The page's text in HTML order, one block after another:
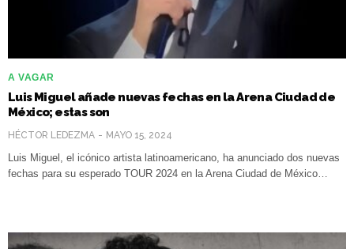
A VAGAR
Luis Miguel añade nuevas fechas en la Arena Ciudad de
México; estas son
HÉCTOR LEDEZMA MAYO 15, 2024
Luis Miguel, el icónico artista latinoamericano, ha anunciado dos nuevas
fechas para su esperado TOUR 2024 en la Arena Ciudad de México…